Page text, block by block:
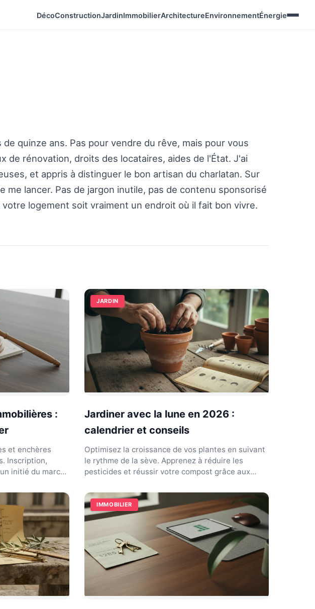
DécoConstructionJardinImmobilierArchitectureEnvironnementÉnergie
quinze ans. Pas pour vendre du rêve, mais pour vous
de rénovation, droits des locataires, aides de l'État. J'ai
et appris à distinguer le bon artisan du charlatan. Sur
me lancer. Pas de jargon inutile, pas de contenu sponsorisé
logement soit vraiment un endroit où il fait bon vivre.
:
et enchères
Inscription,
initié du marché
JARDIN
Jardiner avec la lune en 2026 :
calendrier et conseils
Optimisez la croissance de vos plantes en suivant
le rythme de la sève. Apprenez à réduire les
pesticides et réussir votre compost grâce aux
IMMOBILIER